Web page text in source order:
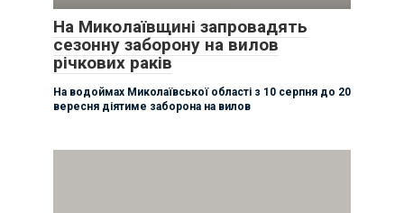
На Миколаївщині запровадять
сезонну заборону на вилов
річкових раків
На водоймах Миколаївської області з 10 серпня до 20
вересня діятиме заборона на вилов